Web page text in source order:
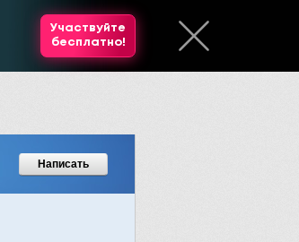
Участвуйте
бесплатно!
Написать